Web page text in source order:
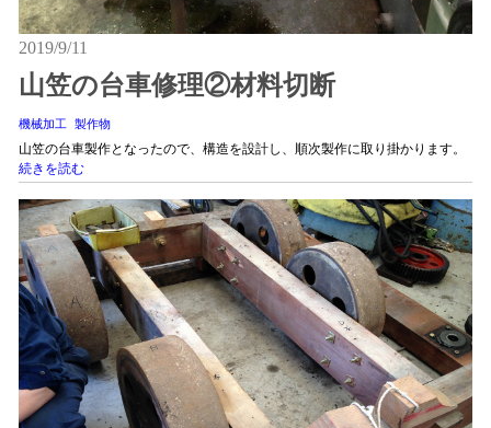
2019/9/11
山笠の台車修理②材料切断
機械加工 製作物
山笠の台車製作となったので、構造を設計し、順次製作に取り掛かります。
続きを読む